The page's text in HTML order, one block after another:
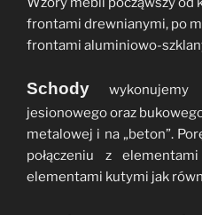
frontami drewnianymi, po
frontami aluminiowo-
Schody
jesionowego oraz
metalowej i na „beton”.
połączeniu z
elementami kutymi jak